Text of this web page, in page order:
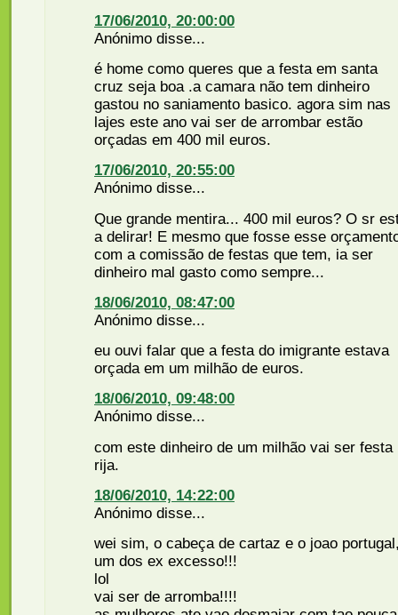
17/06/2010, 20:00:00
Anónimo disse...
é home como queres que a festa em santa
cruz seja boa .a camara não tem dinheiro
gastou no saniamento basico. agora sim nas
lajes este ano vai ser de arrombar estão
orçadas em 400 mil euros.
17/06/2010, 20:55:00
Anónimo disse...
Que grande mentira... 400 mil euros? O sr
a delirar! E mesmo que fosse esse
com a comissão de festas que tem, ia ser
dinheiro mal gasto como sempre...
18/06/2010, 08:47:00
Anónimo disse...
eu ouvi falar que a festa do imigrante estava
orçada em um milhão de euros.
18/06/2010, 09:48:00
Anónimo disse...
com este dinheiro de um milhão vai ser festa
rija.
18/06/2010, 14:22:00
Anónimo disse...
wei sim, o cabeça de cartaz e o joao
um dos ex excesso!!!
lol
vai ser de arromba!!!!